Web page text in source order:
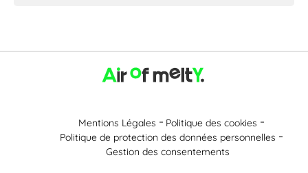
Mentions Légales
Politique des cookies
Politique de protection des données personnelles
Gestion des consentements